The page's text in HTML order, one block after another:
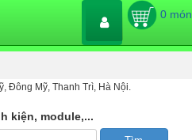
0 món
Đông Mỹ, Thanh Trì, Hà Nội.
kiện, module,...